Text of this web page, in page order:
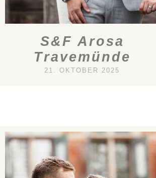
S&F Arosa
Travemünde
21. OKTOBER 2025